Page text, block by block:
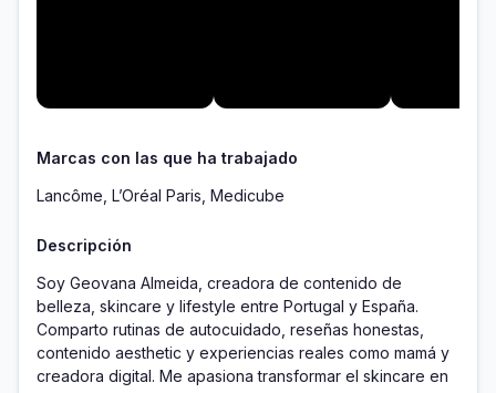
Marcas con las que ha trabajado
Lancôme, L’Oréal Paris, Medicube
Descripción
Soy Geovana Almeida, creadora de contenido de
belleza, skincare y lifestyle entre Portugal y España.
Comparto rutinas de autocuidado, reseñas honestas,
contenido aesthetic y experiencias reales como mamá y
creadora digital. Me apasiona transformar el skincare en